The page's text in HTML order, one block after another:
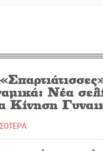
Νέα
Κίνηση